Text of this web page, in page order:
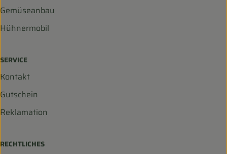
Gemüseanbau
Hühnermobil
SERVICE
Kontakt
Gutschein
Reklamation
RECHTLICHES